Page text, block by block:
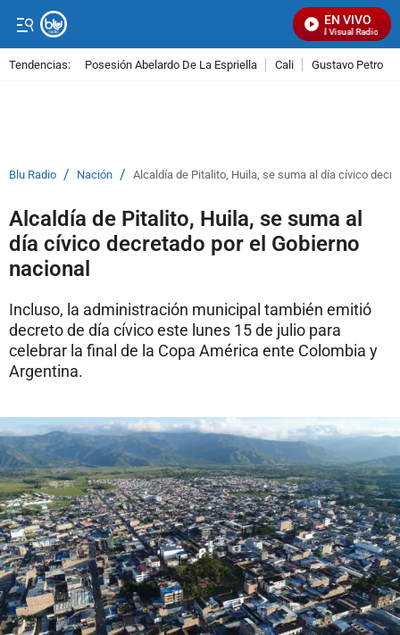
EN VIVO
Señal Visual Radio
Tendencias: Posesión Abelardo De La Espriella Cali Gustavo Petro
Blu Radio / Nación / Alcaldía de Pitalito, Huila, se suma al día cívico
Alcaldía de Pitalito, Huila, se suma al
día cívico decretado por el Gobierno
nacional
Incluso, la administración municipal también emitió
decreto de día cívico este lunes 15 de julio para
celebrar la final de la Copa América ente Colombia y
Argentina.